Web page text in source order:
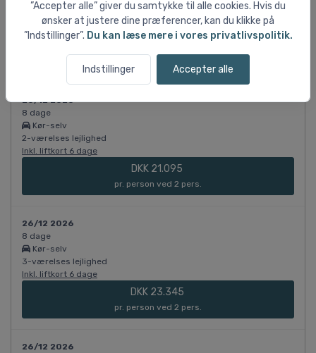
”Accepter alle” giver du samtykke til alle cookies. Hvis du
ønsker at justere dine præferencer, kan du klikke på
”Indstillinger”. Du kan læse mere i vores privatlivspolitik.
Indstillinger Accepter alle
Kør-selv
3-værelses lejlighed
Inkl. liftkort 6 dage
26/12 2026
8 dage
Kør-selv
2-værelses lejlighed
Inkl. liftkort 6 dage
DKK 21.095
pr. person ved 2 pers.
26/12 2026
8 dage
Kør-selv
3-værelses lejlighed
Inkl. liftkort 6 dage
DKK 23.345
pr. person ved 2 pers.
26/12 2026